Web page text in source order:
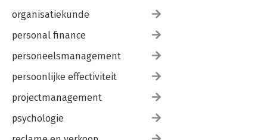
organisatiekunde
personal finance
personeelsmanagement
persoonlijke effectiviteit
projectmanagement
psychologie